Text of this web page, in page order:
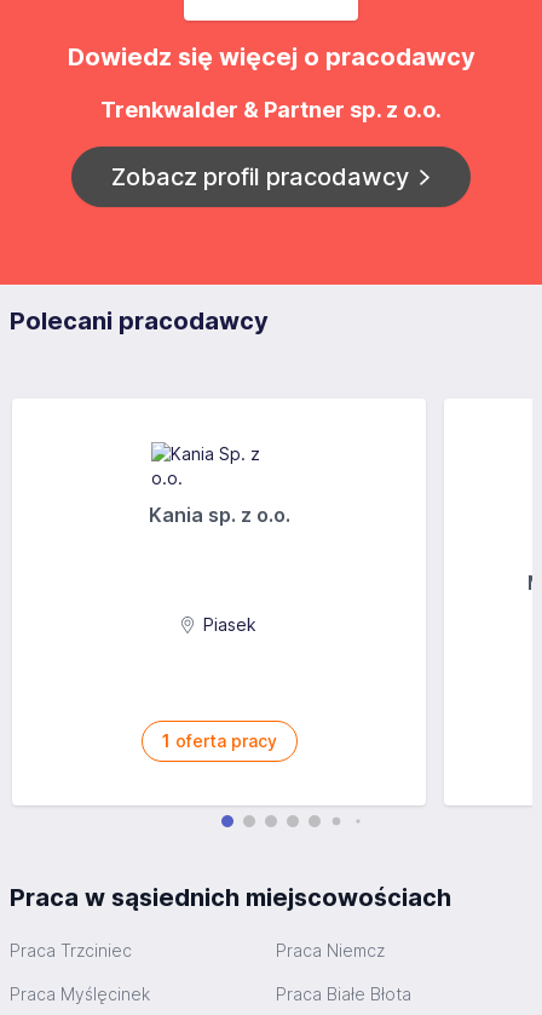
Dowiedz się więcej o pracodawcy
Trenkwalder & Partner sp. z o.o.
Zobacz profil pracodawcy
Polecani pracodawcy
Kania sp. z o.o.
Piasek
1 oferta pracy
Praca w sąsiednich miejscowościach
Praca Trzciniec Praca Niemcz
Praca Myślęcinek Praca Białe Błota